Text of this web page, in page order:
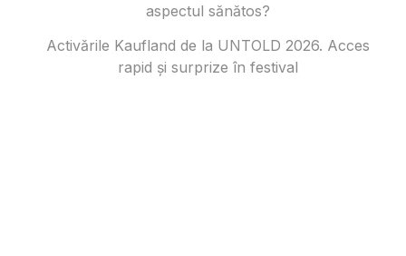
aspectul sănătos?
Activările Kaufland de la UNTOLD 2026. Acces
rapid și surprize în festival